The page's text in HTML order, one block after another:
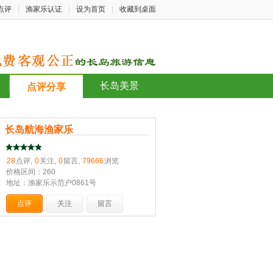
评 渔家乐认证 设为首页 收藏到桌面
点评分享 长岛美景
长岛航海渔家乐
28点评, 0关注, 0留言, 79666浏览
价格区间：260
地址：渔家乐示范户0861号
点评 关注 留言